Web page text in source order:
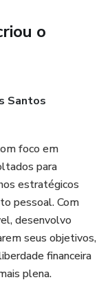
estar
o
Santos
foco em
para
estratégicos
pessoal. Com
desenvolvo
seus objetivos,
financeira
plena.